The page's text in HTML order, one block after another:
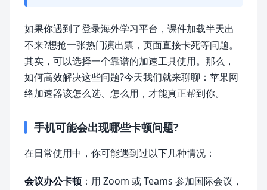
如果你遇到了登录海外学习平台，课件加载半天出
不来?想抢一张热门演出票，页面直接卡死等问题。
其实，可以选择一个靠谱的加速工具使用。那么，
如何高效解决这些问题?今天我们就来聊聊：苹果网
络加速器该怎么选、怎么用，才能真正帮到你。
手机可能会出现哪些卡顿问题?
在日常使用中，你可能遇到过以下几种情况：
会议办公卡顿 ：用 Zoom 或 Teams 参加国际会议，